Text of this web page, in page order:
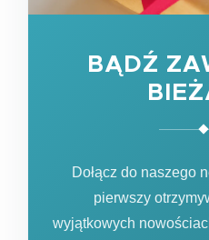
BĄDŹ
Dołącz do naszego
pierwszy
wyjątkowych